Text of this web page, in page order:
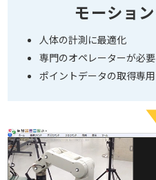
モーショ
人体の計測に最適化
専門のオペレーターが必要
ポイントデータの取得専